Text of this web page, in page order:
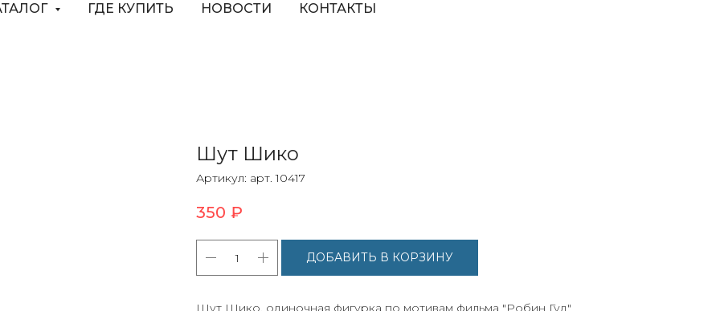
ГДЕ КУПИТЬ НОВОСТИ КОНТАКТЫ
Шут Шико
Артикул: арт. 10417
350 ₽
ДОБАВИТЬ В КОРЗИНУ
Шут Шико, одиночная фигурка по мотивам фильма "Робин Гуд"